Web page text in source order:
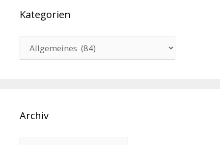
Kategorien
Archiv